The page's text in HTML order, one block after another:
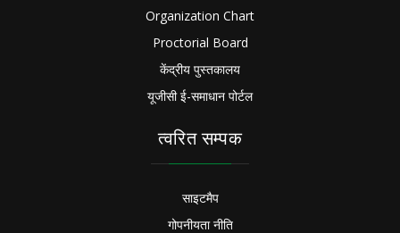
Organization Chart
Proctorial Board
केंद्रीय पुस्तकालय
यूजीसी ई-समाधान पोर्टल
त्वरित सम्पक
साइटमैप
गोपनीयता नीति